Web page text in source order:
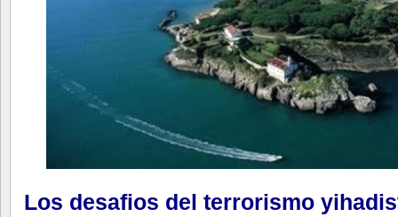
Los desafios del terrorismo